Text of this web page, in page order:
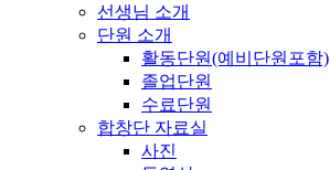
선생님 소개
단원 소개
활동단원(예비단원포함)
졸업단원
수료단원
합창단 자료실
사진